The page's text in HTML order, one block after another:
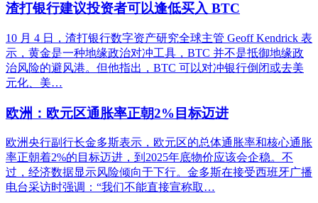
渣打银行建议投资者可以逢低买入 BTC
10 月 4 日，渣打银行数字资产研究全球主管 Geoff Kendrick 表
示，黄金是一种地缘政治对冲工具，BTC 并不是抵御地缘政
治风险的避风港。但他指出，BTC 可以对冲银行倒闭或去美
元化、美…
欧洲：欧元区通胀率正朝2%目标迈进
欧洲央行副行长金多斯表示，欧元区的总体通胀率和核心通胀
率正朝着2%的目标迈进，到2025年底物价应该会企稳。不
过，经济数据显示风险倾向于下行。金多斯在接受西班牙广播
电台采访时强调：“我们不能直接宣称取…